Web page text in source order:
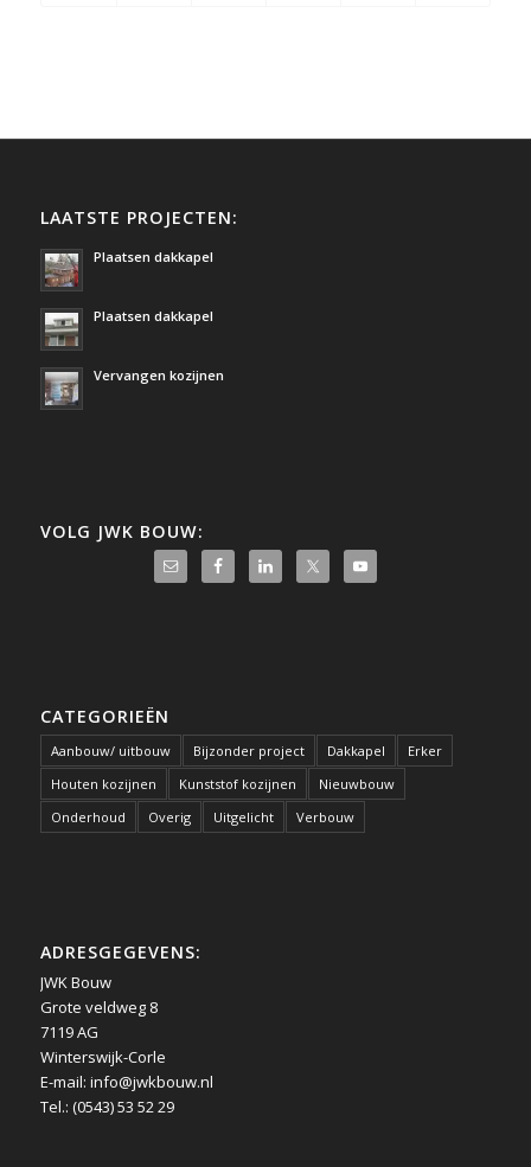
LAATSTE PROJECTEN:
Plaatsen dakkapel
Plaatsen dakkapel
Vervangen kozijnen
VOLG JWK BOUW:
CATEGORIEËN
Aanbouw/ uitbouw Bijzonder project Dakkapel
Erker
Houten kozijnen
Kunststof kozijnen
Nieuwbouw
Onderhoud
Overig Uitgelicht Verbouw
ADRESGEGEVENS:
JWK Bouw
Grote veldweg 8
7119 AG
Winterswijk-Corle
E-mail: info@jwkbouw.nl
Tel.: (0543) 53 52 29